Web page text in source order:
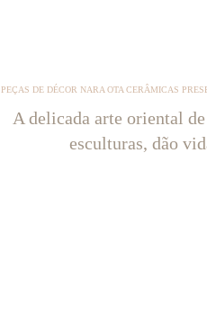
PEÇAS DE DÉCOR NARA OTA CERÂMICAS
A delicada arte oriental
esculturas, dão